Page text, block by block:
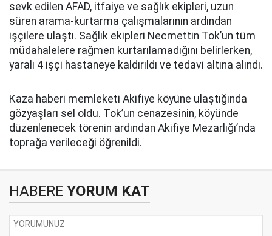
sevk edilen AFAD, itfaiye ve sağlık ekipleri, uzun
süren arama-kurtarma çalışmalarının ardından
işçilere ulaştı. Sağlık ekipleri Necmettin Tok’un tüm
müdahalelere rağmen kurtarılamadığını belirlerken,
yaralı 4 işçi hastaneye kaldırıldı ve tedavi altına alındı.
Kaza haberi memleketi Akifiye köyüne ulaştığında
gözyaşları sel oldu. Tok’un cenazesinin, köyünde
düzenlenecek törenin ardından Akifiye Mezarlığı’nda
toprağa verileceği öğrenildi.
HABERE YORUM KAT